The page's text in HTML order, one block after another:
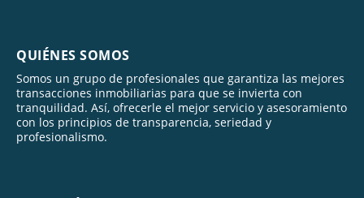
QUIÉNES SOMOS
Somos un grupo de profesionales que garantiza las mejores
transacciones inmobiliarias para que se invierta con
tranquilidad. Así, ofrecerle el mejor servicio y asesoramiento
con los principios de transparencia, seriedad y
profesionalismo.